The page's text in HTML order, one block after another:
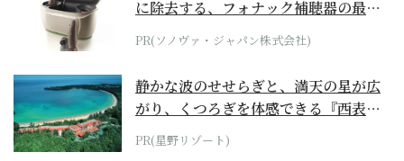
に除去する、フォナック補聴器の最上
位モデル
PR(ソノヴァ・ジャパン株式会社)
静かな波のせせらぎと、満天の星が広
がり、くつろぎを体感できる『西表島
ホテル by...
PR(星野リゾート)